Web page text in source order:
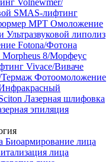
Volnewmer/
SMAS-лифтинг
MPT Омоложение
Ультразвуковой липолиз
Fotona/Фотона
8/Морфеус
Vivace/Виваче
Термаж Фотоомоложение
Лазерная шлифовка
эпиляция
Биоармирование лица
лица